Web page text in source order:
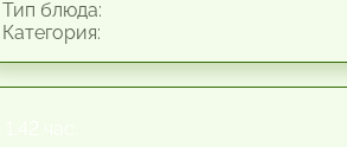
блюда: